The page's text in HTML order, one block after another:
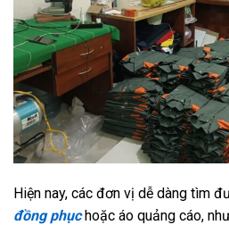
Hiện nay, các đơn vị dễ dàng tìm
đồng phụchoặc áo quảng cáo,